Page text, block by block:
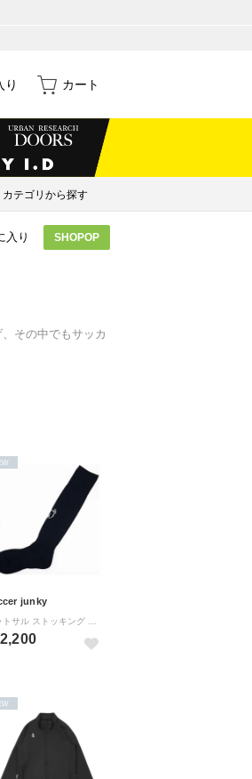
り カート
カテゴリから探す
入り SHOPOP
その中でもサッカ
junky